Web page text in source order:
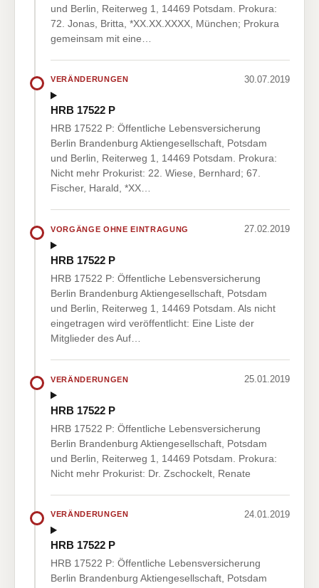
und Berlin, Reiterweg 1, 14469 Potsdam. Prokura:
72. Jonas, Britta, *XX.XX.XXXX, München; Prokura
gemeinsam mit eine…
VERÄNDERUNGEN 30.07.2019
HRB 17522 P
HRB 17522 P: Öffentliche Lebensversicherung
Berlin Brandenburg Aktiengesellschaft, Potsdam
und Berlin, Reiterweg 1, 14469 Potsdam. Prokura:
Nicht mehr Prokurist: 22. Wiese, Bernhard; 67.
Fischer, Harald, *XX…
VORGÄNGE OHNE EINTRAGUNG 27.02.2019
HRB 17522 P
HRB 17522 P: Öffentliche Lebensversicherung
Berlin Brandenburg Aktiengesellschaft, Potsdam
und Berlin, Reiterweg 1, 14469 Potsdam. Als nicht
eingetragen wird veröffentlicht: Eine Liste der
Mitglieder des Auf…
VERÄNDERUNGEN 25.01.2019
HRB 17522 P
HRB 17522 P: Öffentliche Lebensversicherung
Berlin Brandenburg Aktiengesellschaft, Potsdam
und Berlin, Reiterweg 1, 14469 Potsdam. Prokura:
Nicht mehr Prokurist: Dr. Zschockelt, Renate
VERÄNDERUNGEN 24.01.2019
HRB 17522 P
HRB 17522 P: Öffentliche Lebensversicherung
Berlin Brandenburg Aktiengesellschaft, Potsdam